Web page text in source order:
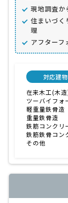
現地調査か
住まいづく
理
アフターフ
対応建
在来木工(木
ツーバイフォ
軽重量鉄骨造
重量鉄骨造
鉄筋コンクリ
鉄筋鉄骨コン
その他